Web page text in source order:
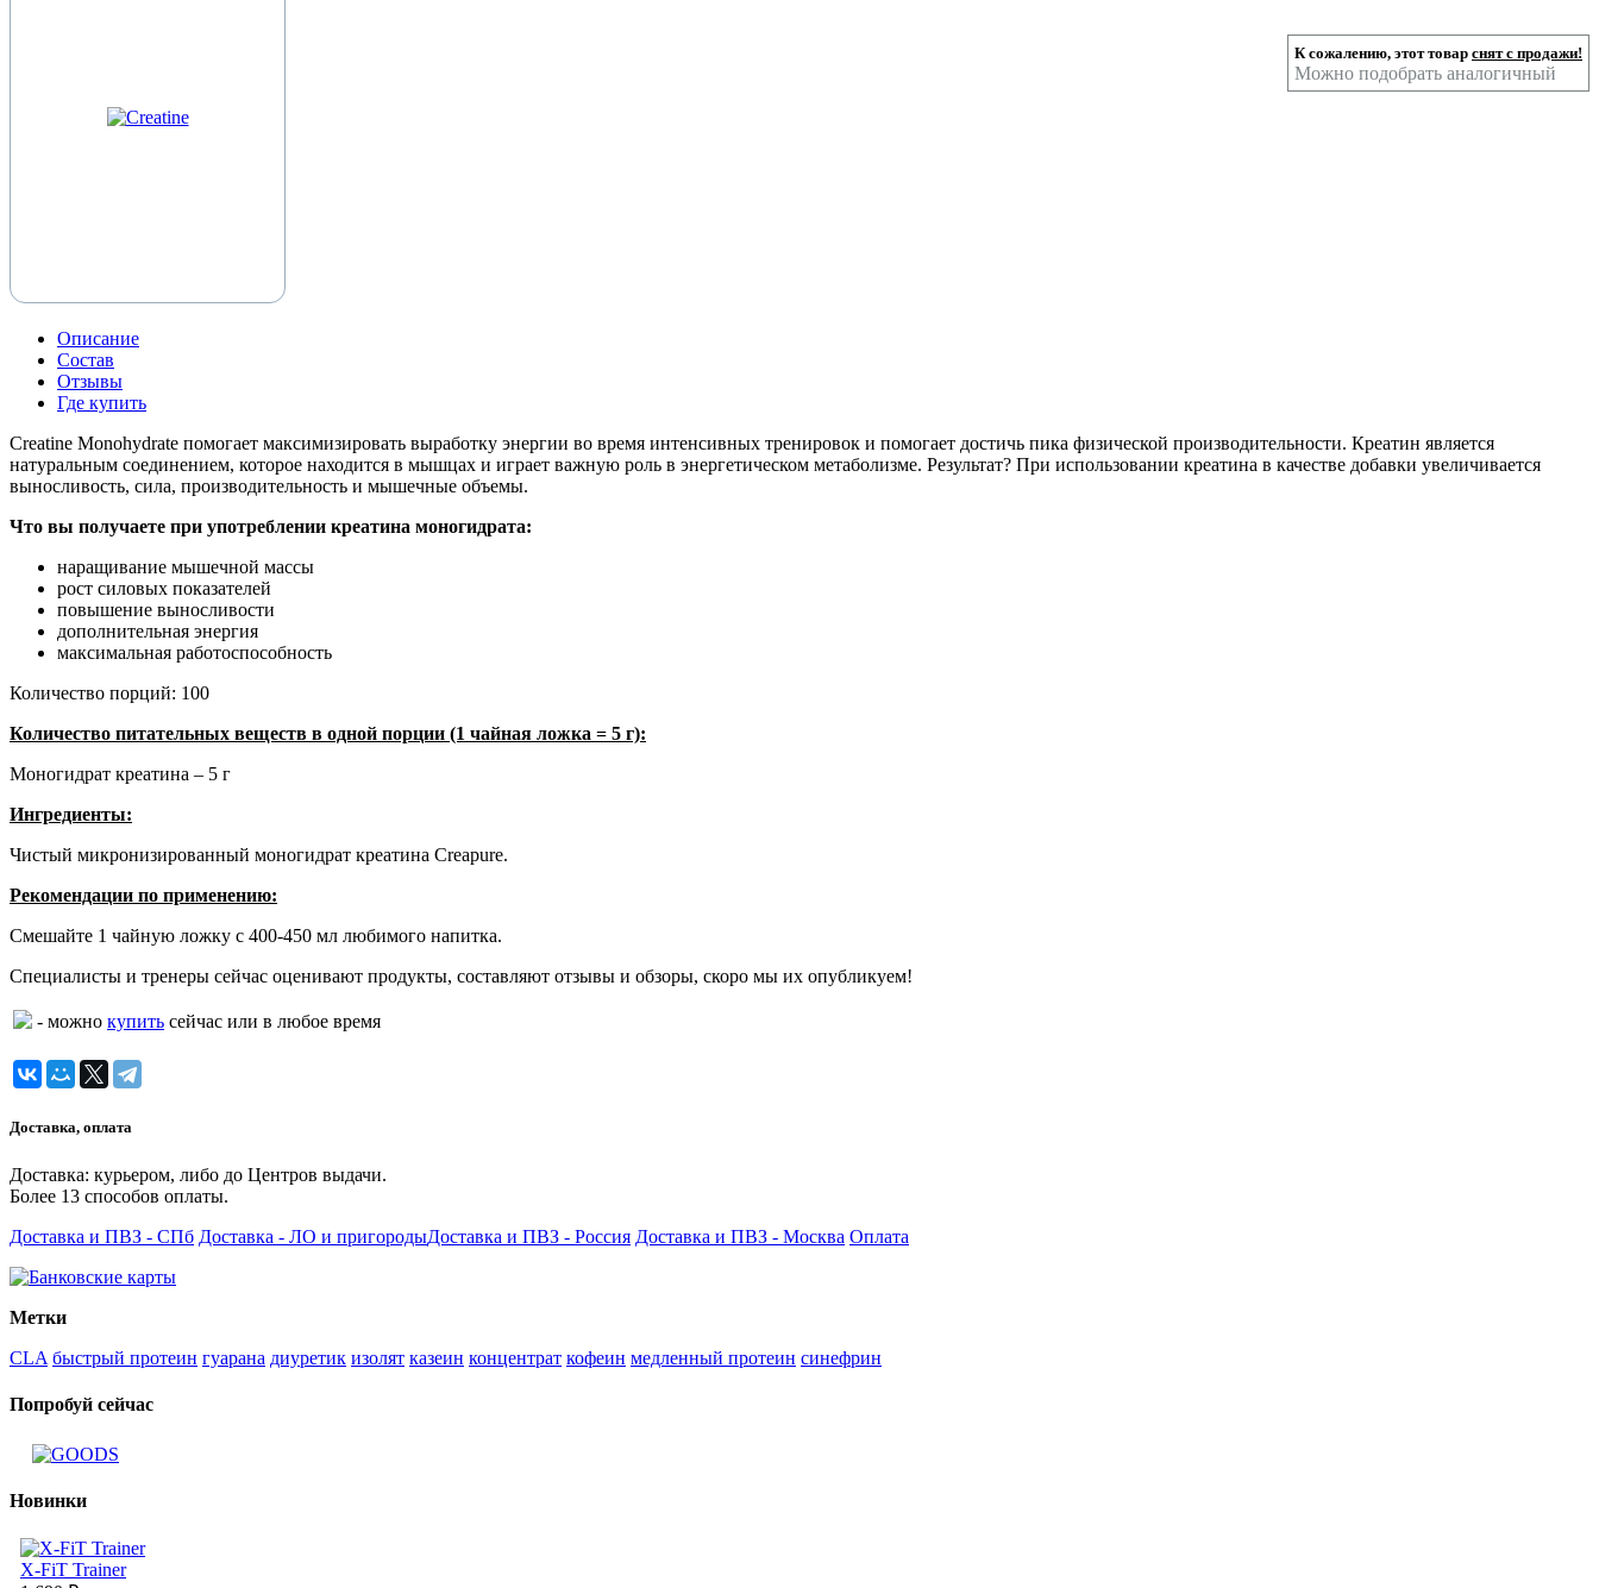
К сожалению, этот товар снят с продажи!
Можно подобрать аналогичный
Описание
Состав
Отзывы
Где купить
Creatine Monohydrate помогает максимизировать выработку энергии во время интенсивных тренировок и помогает достичь пика физической производительности. Креатин является
натуральным соединением, которое находится в мышцах и играет важную роль в энергетическом метаболизме. Результат? При использовании креатина в качестве добавки увеличивается
выносливость, сила, производительность и мышечные объемы.
Что вы получаете при употреблении креатина моногидрата:
наращивание мышечной массы
рост силовых показателей
повышение выносливости
дополнительная энергия
максимальная работоспособность
Количество порций: 100
Количество питательных веществ в одной порции (1 чайная ложка = 5 г):
Моногидрат креатина – 5 г
Ингредиенты:
Чистый микронизированный моногидрат креатина Creapure.
Рекомендации по применению:
Смешайте 1 чайную ложку с 400-450 мл любимого напитка.
Специалисты и тренеры сейчас оценивают продукты, составляют отзывы и обзоры, скоро мы их опубликуем!
- можно купить сейчас или в любое время
Доставка, оплата
Доставка: курьером, либо до Центров выдачи.
Более 13 способов оплаты.
Доставка и ПВЗ - СПб Доставка - ЛО и пригородыДоставка и ПВЗ - Россия Доставка и ПВЗ - Москва Оплата
Метки
CLA быстрый протеин гуарана диуретик изолят казеин концентрат кофеин медленный протеин синефрин
Попробуй сейчас
Новинки
X-FiT Trainer